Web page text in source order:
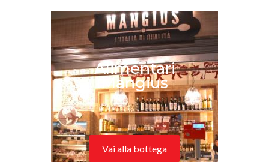
Alimentari
Mangius
Vai alla bottega